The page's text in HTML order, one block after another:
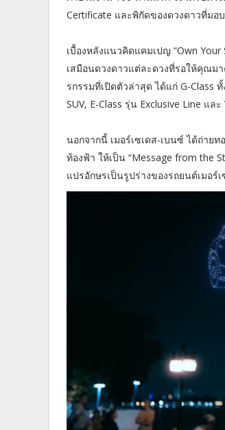
Certificate และพิกัดของดวงดาวที่มอ
เบื้องหลังแนวคิดแคมเปญ “Own
เสมือนดวงดาวแต่ละดวงที่รอให้คุณม
รกรรมที่เปิดตัวล่าสุด ได้แก่ G-Class
SUV, E-Class รุ่น Exclusive Line แ
นอกจากนี้ เมอร์เซเดส-เบนซ์ ได้ถ่ายท
ท้องฟ้า ให้เป็น “Message from the
แปรอักษรเป็นรูปร่างของรถยนต์เมอ